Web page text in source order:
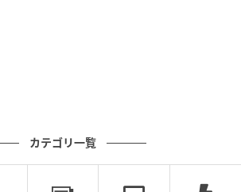
は理想と現実のギャップに向き合い
し、土台を築いてきた人も多かっ
カテゴリ一覧